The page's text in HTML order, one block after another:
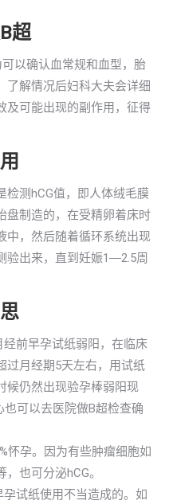
超
以确认血常规和血型，胎
了解情况后妇科大夫会详细
及可能出现的副作用，征得
测hCG值，即人体绒毛膜
盘制造的，在受精卵着床时
中，然后随着循环系统出现
验出来，直到妊娠1―2.5周
前早孕试纸弱阳，在临床
过月经期5天左右，用试纸
候仍然出现验孕棒弱阳现
可以去医院做B超检查确
怀孕。因为有些肿瘤细胞如
也可分泌hCG。
试纸使用不当造成的。如